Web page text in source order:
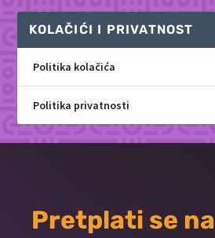
KOLAČIĆI I PRIVATNOST
Politika kolačića
Politika privatnosti
Pretplati se na